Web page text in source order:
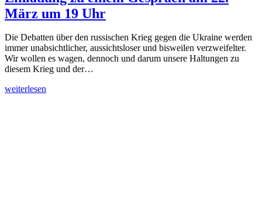
März um 19 Uhr
Die Debatten über den russischen Krieg gegen die Ukraine werden
immer unabsichtlicher, aussichtsloser und bisweilen verzweifelter.
Wir wollen es wagen, dennoch und darum unsere Haltungen zu
diesem Krieg und der…
weiterlesen